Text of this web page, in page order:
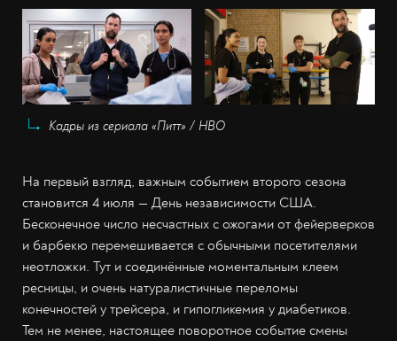
Кадры из сериала «Питт» / НВО
На первый взгляд, важным событием второго сезона
становится 4 июля — День независимости США.
Бесконечное число несчастных с ожогами от фейерверков
и барбекю перемешивается с обычными посетителями
неотложки. Тут и соединённые моментальным клеем
ресницы, и очень натуралистичные переломы
конечностей у трейсера, и гипогликемия у диабетиков.
Тем не менее, настоящее поворотное событие смены